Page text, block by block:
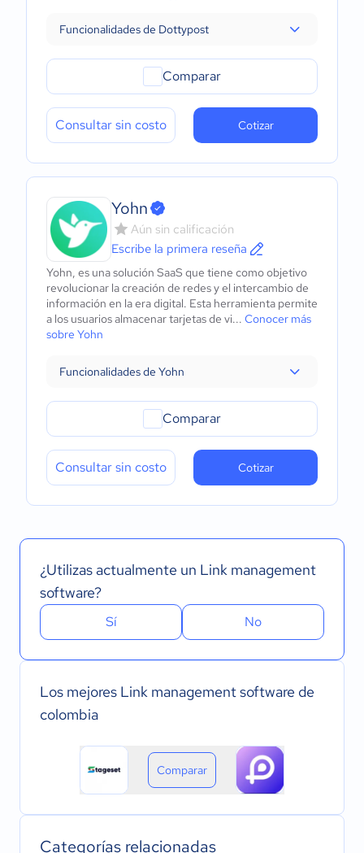
Funcionalidades de Dottypost
Comparar
Consultar sin costo Cotizar
Yohn
Aún sin calificación
Escribe la primera reseña
Yohn, es una solución SaaS que tiene como objetivo
revolucionar la creación de redes y el intercambio de
información en la era digital. Esta herramienta permite
a los usuarios almacenar tarjetas de vi... Conocer más
sobre Yohn
Funcionalidades de Yohn
Comparar
Consultar sin costo Cotizar
¿Utilizas actualmente un Link management
software?
Sí No
Los mejores Link management software de
colombia
Comparar
Categorías relacionadas